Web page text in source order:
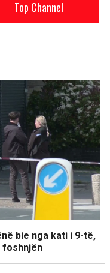
Top Channel
bie nga kati i 9-të,
foshnjën